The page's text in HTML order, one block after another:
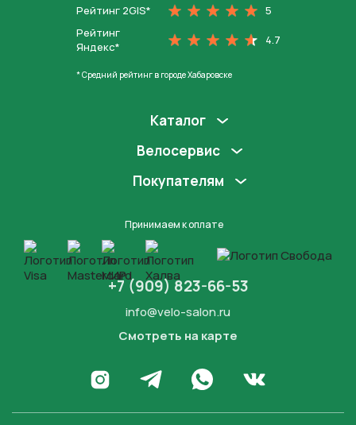
Рейтинг 2GIS*
5
Рейтинг
Яндекс*
4.7
* Средний рейтинг в городе Хабаровске
Каталог
Велосервис
Покупателям
Принимаем к оплате
+7 (909) 823-66-53
info@velo-salon.ru
Смотреть на карте
Перейти в Инстаграм
Написать в Телеграм
Написать в WhatsApp
Перейти во